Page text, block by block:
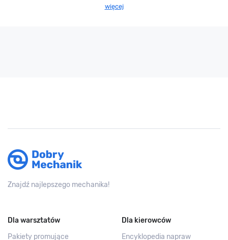
więcej
Znajdź najlepszego mechanika!
Dla warsztatów
Pakiety promujące
Dla kierowców
Encyklopedia napraw